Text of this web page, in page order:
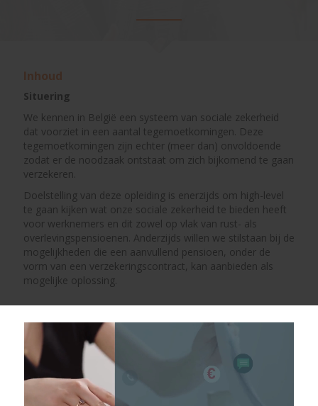
Inhoud
Situering
We kennen in België een systeem van sociale zekerheid
dat voorziet in een aantal tegemoetkomingen. Deze
tegemoetkomingen zijn echter (meer dan) onvoldoende
zodat er de noodzaak ontstaat om zich bijkomend te gaan
verzekeren.
Doelstelling van deze opleiding is enerzijds om high-level
te gaan kijken wat onze sociale zekerheid te bieden heeft
voor werknemers en dit zowel op vlak van rust- als
overlevingspensioenen. Anderzijds willen we stilstaan bij de
mogelijkheden die een aanvullend pensioen, onder de
vorm van een verzekeringscontract, kan aanbieden als
mogelijke oplossing.
Doelgroep
Iedereen die een high-level view wil krijgen op onze sociale
zekerheid werknemers in geval van pensioenen (rust- en
overlevingspensioen) en de diverse mogelijkheden, als
aanvulling op het wettelijk systeem, wil leren kennen.